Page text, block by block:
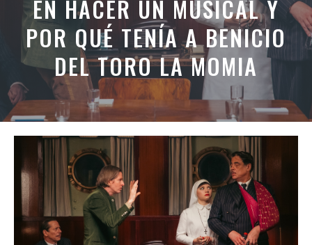
EN HACER UN MUSICAL Y
POR QUÉ TENÍA A BENICIO
DEL TORO LA MOMIA